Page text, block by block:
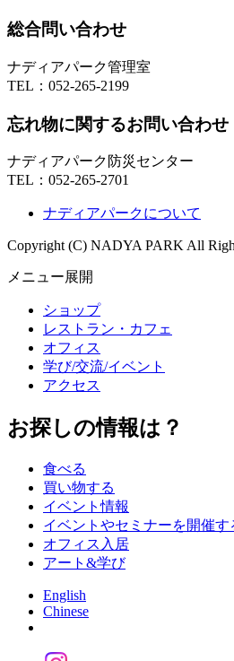
総合問い合わせ
ナディアパーク管理室
TEL： 052-265-2199
忘れ物に関するお問い合わせ
ナディアパーク防災センター
TEL： 052-265-2701
ナディアパークについて
Copyright (C) NADYA PARK All
メニュー展開
ショップ
レストラン・カフェ
オフィス
学び/交流/イベント
アクセス
お探しの情報は？
食べる
買い物する
イベント情報
イベントやセミナーを開催す
オフィス入居
アート&学び
English
Chinese